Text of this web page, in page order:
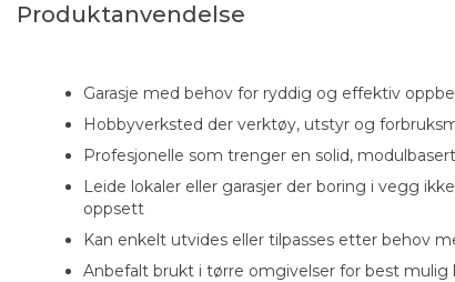
Produktanvendelse
Garasje med behov for ryddig og effektiv
Hobbyverksted der verktøy, utstyr og
Profesjonelle som trenger en solid,
Leide lokaler eller garasjer der boring i vegg
oppsett
Kan enkelt utvides eller tilpasses etter behov
Anbefalt brukt i tørre omgivelser for best